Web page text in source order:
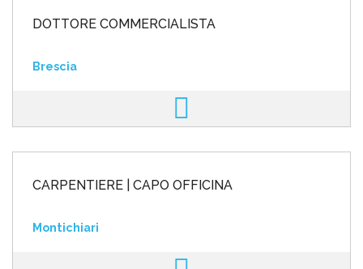
DOTTORE COMMERCIALISTA
Brescia
CARPENTIERE | CAPO OFFICINA
Montichiari